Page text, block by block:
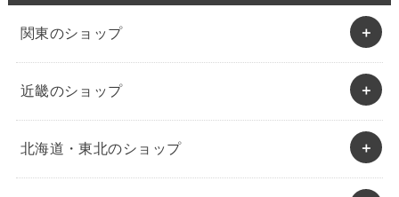
関東のショップ
近畿のショップ
北海道・東北のショップ